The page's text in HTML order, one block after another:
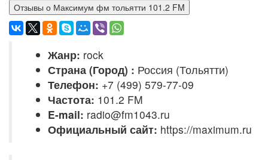
Отзывы о Максимум фм тольятти 101.2 FM
Жанр: rock
Страна (Город) : Россия (Тольятти)
Телефон: +7 (499) 579-77-09
Частота: 101.2 FM
E-mail: radio@fm1043.ru
Официальный сайт: https://maximum.ru